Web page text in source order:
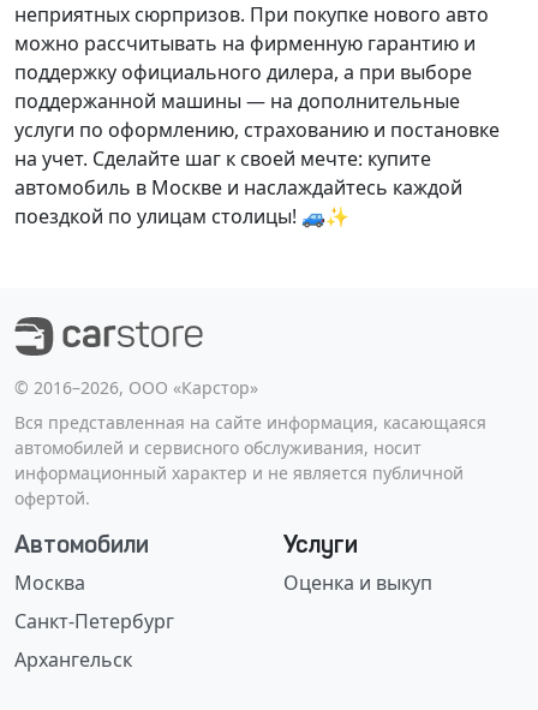
неприятных сюрпризов. При покупке нового авто
можно рассчитывать на фирменную гарантию и
поддержку официального дилера, а при выборе
поддержанной машины — на дополнительные
услуги по оформлению, страхованию и постановке
на учет. Сделайте шаг к своей мечте: купите
автомобиль в Москве и наслаждайтесь каждой
поездкой по улицам столицы! 🚙✨
©️ 2016–2026, ООО «Карстор»
Вся представленная на сайте информация, касающаяся
автомобилей и сервисного обслуживания, носит
информационный характер и не является публичной
офертой.
Автомобили
Москва
Санкт-Петербург
Архангельск
Услуги
Оценка и выкуп